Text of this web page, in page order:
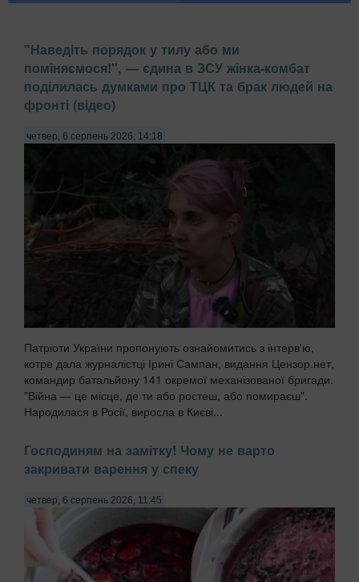
"Наведіть порядок у тилу або ми
поміняємося!", — єдина в ЗСУ жінка-комбат
поділилась думками про ТЦК та брак людей на
фронті (відео)
четвер, 6 серпень 2026, 14:18
Патріоти України пропонують ознайомитись з інтерв'ю,
котре дала журналістці Ірині Сампан, видання Цензор.нет,
командир батальйону 141 окремої механізованої бригади.
"Війна — це місце, де ти або ростеш, або помираєш".
Народилася в Росії, виросла в Києві...
Господиням на замітку! Чому не варто
закривати варення у спеку
четвер, 6 серпень 2026, 11:45